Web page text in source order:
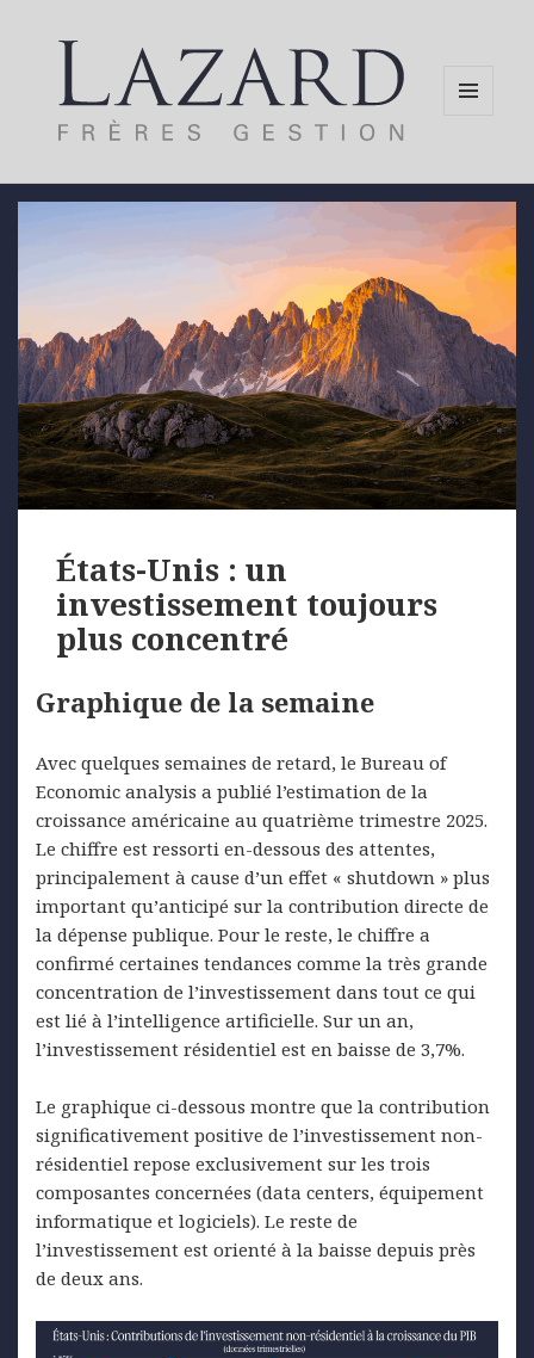
États-Unis : un
investissement toujours
plus concentré
Graphique de la semaine
Avec quelques semaines de retard, le Bureau of
Economic analysis a publié l’estimation de la
croissance américaine au quatrième trimestre 2025.
Le chiffre est ressorti en-dessous des attentes,
principalement à cause d’un effet « shutdown » plus
important qu’anticipé sur la contribution directe de
la dépense publique. Pour le reste, le chiffre a
confirmé certaines tendances comme la très grande
concentration de l’investissement dans tout ce qui
est lié à l’intelligence artificielle. Sur un an,
l’investissement résidentiel est en baisse de 3,7%.
Le graphique ci-dessous montre que la contribution
significativement positive de l’investissement non-
résidentiel repose exclusivement sur les trois
composantes concernées (data centers, équipement
informatique et logiciels). Le reste de
l’investissement est orienté à la baisse depuis près
de deux ans.